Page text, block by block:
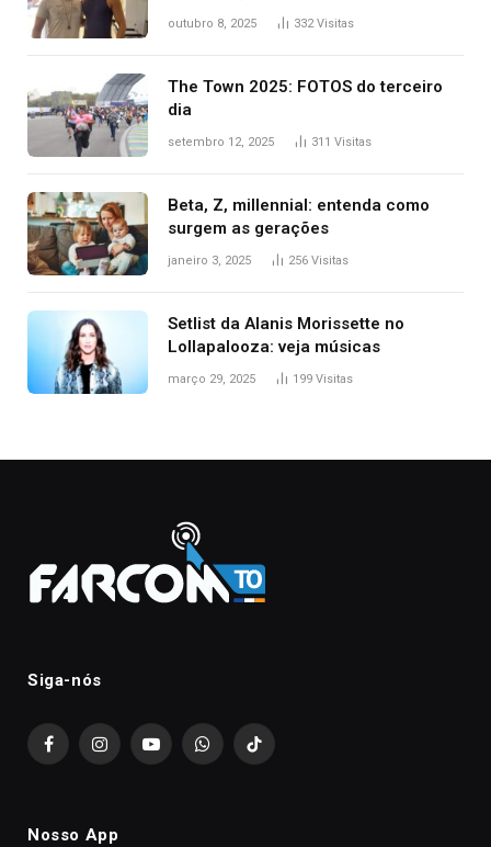
para o TO: ‘Não esperava atingir
outubro 8, 2025 332Visitas
The Town 2025: FOTOS do terceiro
dia
setembro 12, 2025 311 Visitas
Beta, Z, millennial: entenda como
surgem as gerações
janeiro 3, 2025 256 Visitas
Setlist da Alanis Morissette no
Lollapalooza: veja músicas
março 29, 2025 199 Visitas
Siga-nós
FacebookInstagramYouTubeWhatsAppTikTok
Nosso App